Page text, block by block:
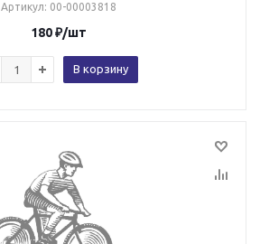
Артикул: 00-00003818
180₽/шт
В корзину